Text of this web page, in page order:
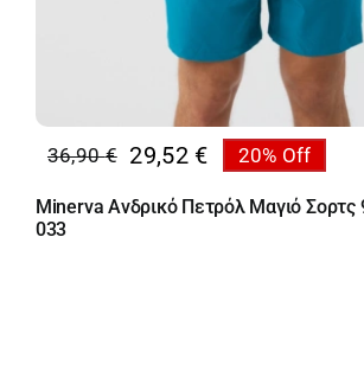
36,90€
Original
price
was:
29,52 €
Η
τρέχουσα
τιμή
20% Off
Minerva Ανδρικό Πετρόλ Μαγιό Σορτς
033